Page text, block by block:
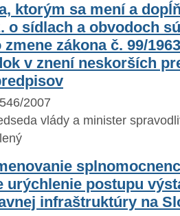
ktorým sa mení a
o sídlach a obvodoch
zákona č. 99/
v znení neskorších
2007
vlády a minister
urýchlenie postupu
infraštruktúry na